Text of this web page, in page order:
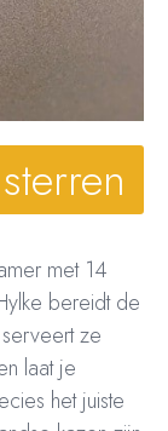
met 14
bereidt de
ze
laat je
het juiste